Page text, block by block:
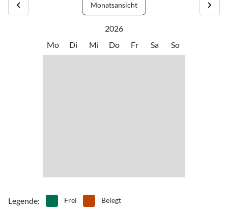
Monatsansicht
2026
Mo
Di Mi Do Fr Sa So
Legende: Frei Belegt